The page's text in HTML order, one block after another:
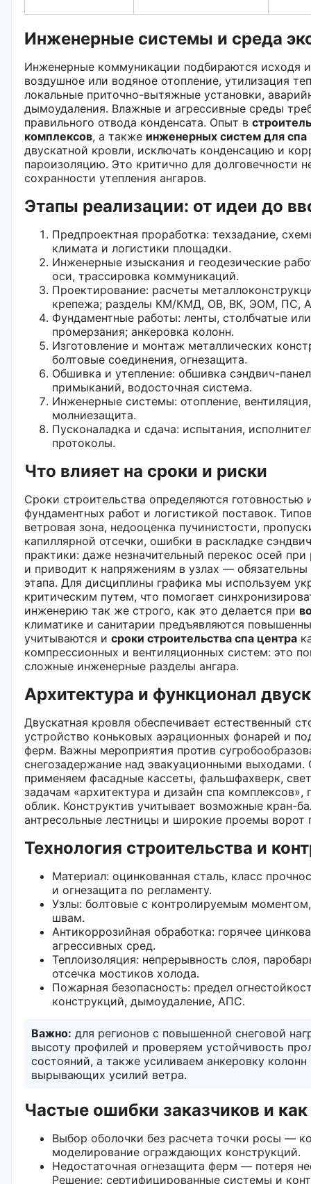
Инженерные системы и среда
Инженерные коммуникации подбираются исходя
воздушное или водяное отопление, утилизация
локальные приточно-вытяжные установки,
дымоудаления. Влажные и агрессивные среды
правильного отвода конденсата. Опыт в
комплексов, а также инженерных систем для спа
двускатной кровли, исключать конденсацию и
пароизоляцию. Это критично для долговечности
сохранности утепления ангаров.
Этапы реализации: от идеи до
Предпроектная проработка: техзадание,
климата и логистики площадки.
Инженерные изыскания и геодезические
оси, трассировка коммуникаций.
Проектирование: расчеты
крепежа; разделы КМ/КМД, ОВ, ВК, ЭОМ, ПС,
Фундаментные работы: ленты, столбчатые
промерзания; анкеровка колонн.
Изготовление и монтаж металлических
болтовые соединения, огнезащита.
Обшивка и утепление: обшивка сэндвич-
примыканий, водосточная система.
Инженерные системы: отопление,
молниезащита.
Пусконаладка и сдача: испытания,
протоколы.
Что влияет на сроки и риски
Сроки строительства определяются
фундаментных работ и логистикой поставок.
ветровая зона, недооценка пучинистости,
капиллярной отсечки, ошибки в раскладке
практики: даже незначительный перекос осей
и приводит к напряжениям в узлах —
этапа. Для дисциплины графика мы используем
критическим путем, что помогает
инженерию так же строго, как это делается при
климатике и санитарии предъявляются
учитываются и сроки строительства спа центра
компрессионных и вентиляционных систем: это
сложные инженерные разделы ангара.
Архитектура и функционал
Двускатная кровля обеспечивает естественный
устройство коньковых аэрационных фонарей и
ферм. Важны мероприятия против
снегозадержание над эвакуационными
применяем фасадные кассеты, фальшфахверк,
задачам «архитектура и дизайн спа комплексов»,
облик. Конструктив учитывает возможные кран-
антресольные лестницы и широкие проемы ворот
Технология строительства и
Материал: оцинкованная сталь, класс
и огнезащита по регламенту.
Узлы: болтовые с контролируемым
швам.
Антикоррозийная обработка: горячее
агрессивных сред.
Теплоизоляция: непрерывность слоя,
отсечка мостиков холода.
Пожарная безопасность: предел
конструкций, дымоудаление, АПС.
Важно: для регионов с повышенной снеговой
высоту профилей и проверяем устойчивость
состояний, а также усиливаем анкеровку
вырывающих усилий ветра.
Частые ошибки заказчиков и
Выбор оболочки без расчета точки росы —
моделирование ограждающих конструкций.
Недостаточная огнезащита ферм — потеря
Решение: сертифицированные системы и